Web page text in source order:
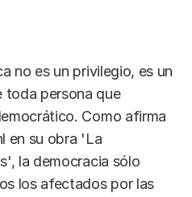
no es un privilegio, es un
toda persona que
Como afirma
en su obra 'La
la democracia sólo
los afectados por las